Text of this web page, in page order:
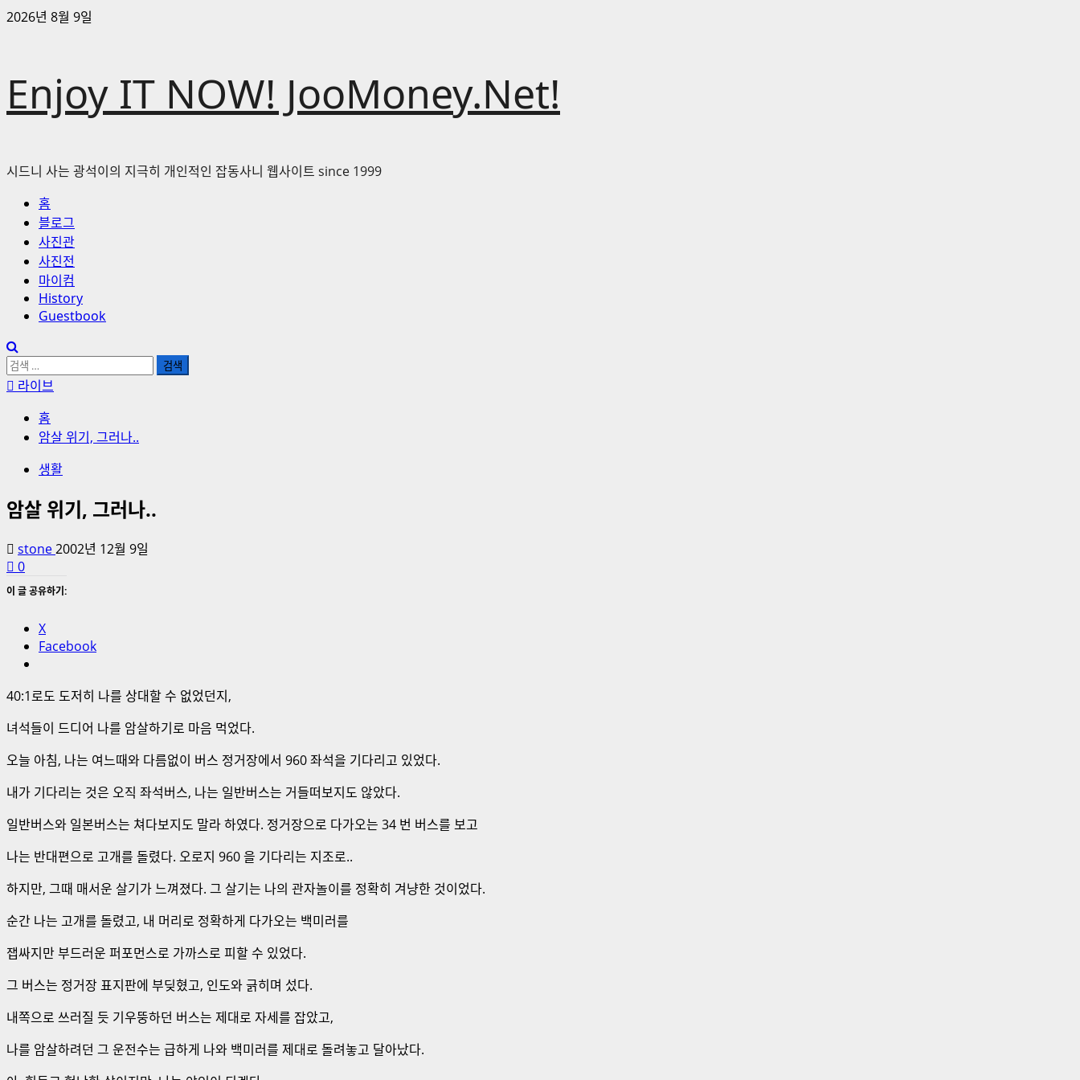
콘
바
로
2026년 8월 9일
Enjoy IT NOW! JooMoney.Net!
시드니 사는 광석이의 지극히 개인적인 잡동사니 웹사이트 since 1999
홈
블로그
사진관
사진전
마이컴
History
Guestbook
검
색:라이브
홈
암살 위기, 그러나..
생활
암살 위기, 그러나..
stone2002년 12월 9일
0
이 글 공유하기:
X
Facebook
40:1로도 도저히 나를 상대할 수 없었던지,
녀석들이 드디어 나를 암살하기로 마음 먹었다.
오늘 아침, 나는 여느때와 다름없이 버스 정거장에서 960 좌석을 기다리고 있었다.
내가 기다리는 것은 오직 좌석버스, 나는 일반버스는 거들떠보지도 않았다.
일반버스와 일본버스는 쳐다보지도 말라 하였다. 정거장으로 다가오는 34 번 버스를 보고
나는 반대편으로 고개를 돌렸다. 오로지 960 을 기다리는 지조로..
하지만, 그때 매서운 살기가 느껴졌다. 그 살기는 나의 관자놀이를 정확히 겨냥한 것이었다.
순간 나는 고개를 돌렸고, 내 머리로 정확하게 다가오는 백미러를
잽싸지만 부드러운 퍼포먼스로 가까스로 피할 수 있었다.
그 버스는 정거장 표지판에 부딪혔고, 인도와 긁히며 섰다.
내쪽으로 쓰러질 듯 기우뚱하던 버스는 제대로 자세를 잡았고,
나를 암살하려던 그 운전수는 급하게 나와 백미러를 제대로 돌려놓고 달아났다.